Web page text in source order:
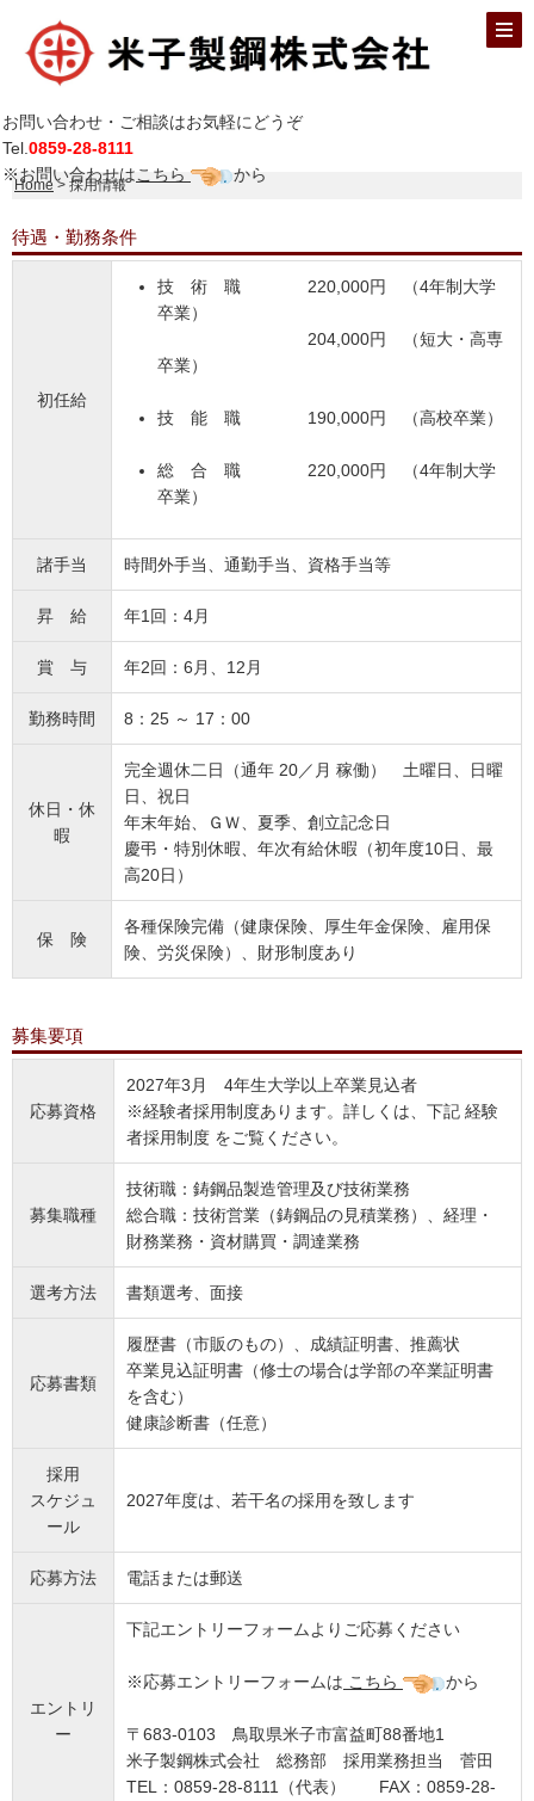
お問い合わせ・ご相談はお気軽にどうぞ
Tel. 0859-28-8111
※お問い合わせはこちら から
Home> 採用情報
待遇・勤務条件
初任給
技 術 職 220,000円 （4年制大学
卒業）
204,000円 （短大・高専
卒業）
技 能 職 190,000円 （高校卒業）
総 合 職 220,000円 （4年制大学
卒業）
諸手当 時間外手当、通勤手当、資格手当等
昇 給 年1回：4月
賞 与 年2回：6月、12月
勤務時間 8：25 ～ 17：00
休日・休
暇
完全週休二日（通年 20／月 稼働） 土曜日、日曜
日、祝日
年末年始、ＧＷ、夏季、創立記念日
慶弔・特別休暇、年次有給休暇（初年度10日、最
高20日）
保 険
各種保険完備（健康保険、厚生年金保険、雇用保
険、労災保険）、財形制度あり
募集要項
応募資格
2027年3月 4年生大学以上卒業見込者
※経験者採用制度あります。詳しくは、下記 経験
者採用制度 をご覧ください。
募集職種
技術職：鋳鋼品製造管理及び技術業務
総合職：技術営業（鋳鋼品の見積業務）、経理・
財務業務・資材購買・調達業務
選考方法 書類選考、面接
応募書類
履歴書（市販のもの）、成績証明書、推薦状
卒業見込証明書（修士の場合は学部の卒業証明書
を含む）
健康診断書（任意）
採用
スケジュ
ール
2027年度は、若干名の採用を致します
応募方法 電話または郵送
エントリ
ー
下記エントリーフォームよりご応募ください
※応募エントリーフォームは こちら から
〒683-0103 鳥取県米子市富益町88番地1
米子製鋼株式会社 総務部 採用業務担当 菅田
TEL：0859-28-8111（代表） FAX：0859-28-